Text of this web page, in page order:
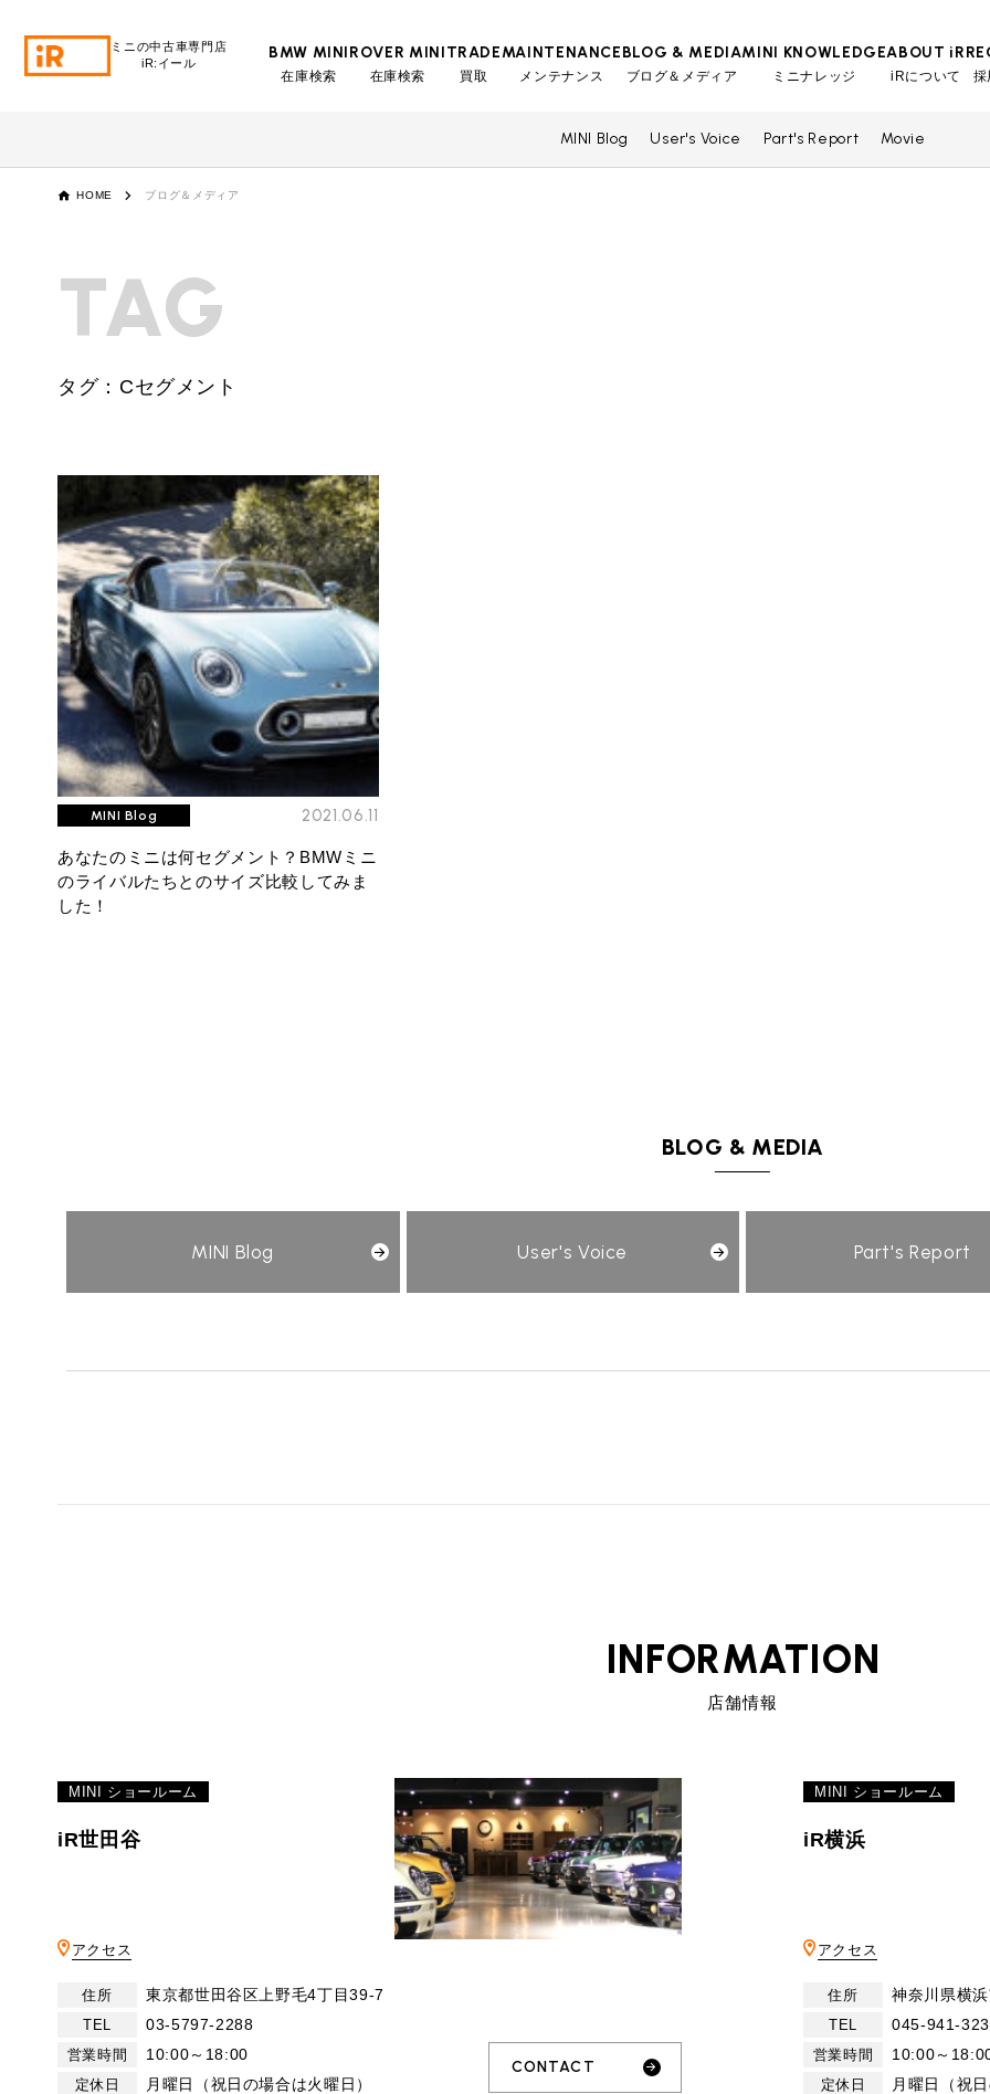
ミニの中古車専門店
iR:イール
BMW MINI
在庫検索
ROVER MINI
在庫検索
TRADE
買取
MAINTENANCE
メンテナンス
TOP
BLOG & MEDIA
ブログ＆メディア
TOP
MINI KNOWLEDGE
ミニナレッジ
TOP
ABOUT iR
iRについて 採
ROVER MINI ローバーミニ 在庫検索
TRADE
iRの買取が他社よりも高い理由
必要書類
買取Q&A
iRで愛車を売却されたお客様の声
BMWミニ買取査定依頼
ローバーミニ買取査定依頼
MAINTENANCE
BMWミニ メンテナンス
ローバーミニ メンテナンス
最近の修理実績
TOP
MINI Blog スタッフブログ
User's Voice 購入者様の声
Part's Report パーツ販売のご案内
Movie 動画一覧
MINI KNOWLEDGE ミニナレッジ
TOP
BMWミニナレッジ
ローバーミニナレッジ
ABOUT iR iRについて
会社概要
スタッフ紹介
MAP
リクルート
RECRUIT 採用情報
お知らせ
お問い合わせ
MINI Blog User's Voice Part's Report Movie
HOME ブログ＆メディア
TAG
タグ：Cセグメント
MINI Blog 2021.06.11
あなたのミニは何セグメント？BMWミニ
のライバルたちとのサイズ比較してみま
した！
BLOG & MEDIA
MINI Blog User's Voice Part's Report
INFORMATION
店舗情報
MINI ショールーム
iR世田谷
アクセス
住所 東京都世田谷区上野毛4丁目39-7
TEL 03-5797-2288
営業時間 10:00～18:00
定休日 月曜日（祝日の場合は火曜日）
CONTACT
MINI ショールーム
iR横浜
アクセス
住所 神奈川県横
TEL 045-941-
営業時間 10:00～
定休日 月曜日（祝